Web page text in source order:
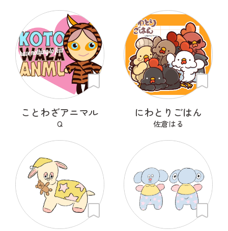
ことわざアニマル
Q
にわとりごはん
佐倉はる